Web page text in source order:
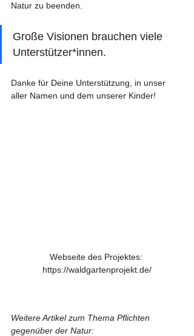
Natur zu beenden.
Große Visionen brauchen viele
Unterstützer*innen.
Danke für Deine Unterstützung, in unser
aller Namen und dem unserer Kinder!
Webseite des Projektes:
https://waldgartenprojekt.de/
Weitere Artikel zum Thema Pflichten
gegenüber der Natur: